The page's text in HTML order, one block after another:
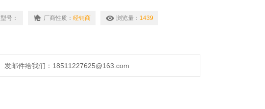
型号： 厂商性质： 经销商 浏览量： 1439
发邮件给我们：18511227625@163.com